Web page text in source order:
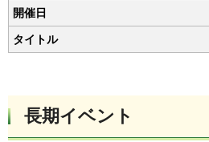
開催日
タイトル
長期イベント